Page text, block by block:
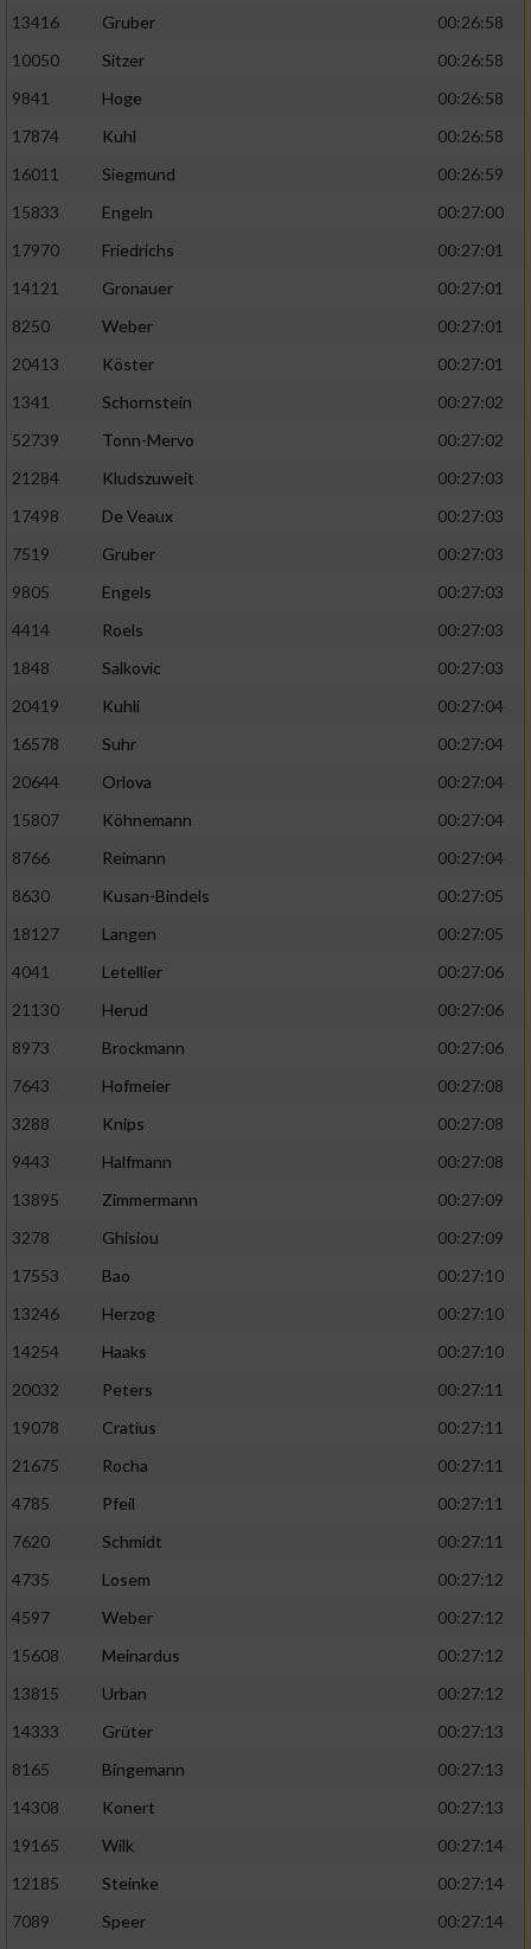
13416
Gruber
00:26:58
10050
Sitzer
00:26:58
9841
Hoge
00:26:58
17874
Kuhl
00:26:58
16011
Siegmund
00:26:59
15833
Engeln
00:27:00
17970
Friedrichs
00:27:01
14121
Gronauer
00:27:01
8250
Weber
00:27:01
20413
Köster
00:27:01
1341
Schornstein
00:27:02
52739
Tonn-Mervo
00:27:02
21284
Kludszuweit
00:27:03
17498
De Veaux
00:27:03
7519
Gruber
00:27:03
9805
Engels
00:27:03
4414
Roels
00:27:03
1848
Salkovic
00:27:03
20419
Kuhli
00:27:04
16578
Suhr
00:27:04
20644
Orlova
00:27:04
15807
Köhnemann
00:27:04
8766
Reimann
00:27:04
8630
Kusan-Bindels
00:27:05
18127
Langen
00:27:05
4041
Letellier
00:27:06
21130
Herud
00:27:06
8973
Brockmann
00:27:06
7643
Hofmeier
00:27:08
3288
Knips
00:27:08
9443
Halfmann
00:27:08
13895
Zimmermann
00:27:09
3278
Ghisiou
00:27:09
17553
Bao
00:27:10
13246
Herzog
00:27:10
14254
Haaks
00:27:10
20032
Peters
00:27:11
19078
Cratius
00:27:11
21675
Rocha
00:27:11
4785
Pfeil
00:27:11
7620
Schmidt
00:27:11
4735
Losem
00:27:12
4597
Weber
00:27:12
15608
Meinardus
00:27:12
13815
Urban
00:27:12
14333
Grüter
00:27:13
8165
Bingemann
00:27:13
14308
Konert
00:27:13
19165
Wilk
00:27:14
12185
Steinke
00:27:14
7089
Speer 00:27:14